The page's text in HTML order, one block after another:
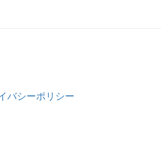
バシーポリシー